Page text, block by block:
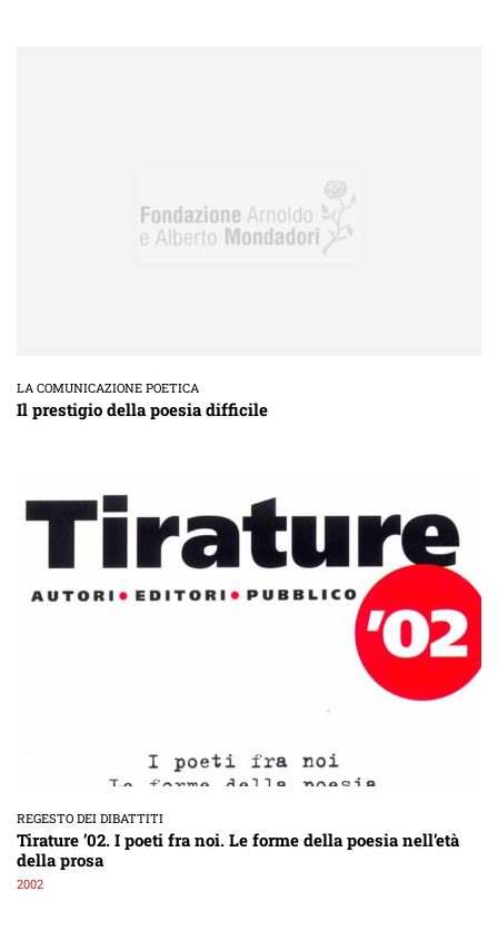
LA COMUNICAZIONE POETICA
Il prestigio della poesia difficile
REGESTO DEI DIBATTITI
Tirature ’02. I poeti fra noi. Le forme della poesia nell’età
della prosa
2002